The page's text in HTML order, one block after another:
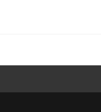
Er zitten heerlijk